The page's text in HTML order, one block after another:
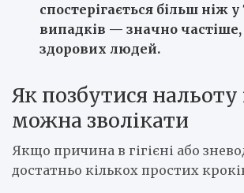
спостерігається більш ніж у
випадків — значно
здорових людей.
Як позбутися нальоту
можна зволікати
Якщо причина в гігієні або
достатньо кількох простих